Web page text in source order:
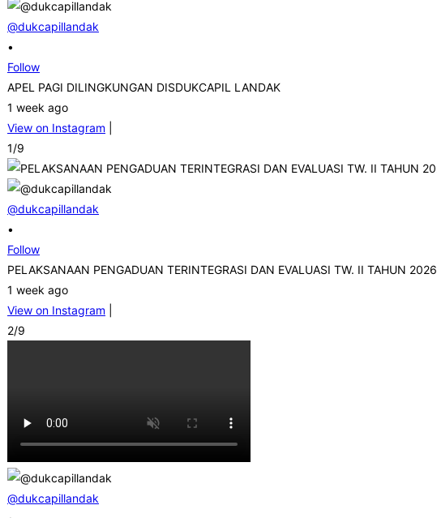
@dukcapillandak
•
Follow
APEL PAGI DILINGKUNGAN DISDUKCAPIL LANDAK
1 week ago
View on Instagram
1/9
@dukcapillandak
•
Follow
PELAKSANAAN PENGADUAN TERINTEGRASI DAN EVALUASI TW. II TAHUN 2026
1 week ago
View on Instagram
2/9
@dukcapillandak